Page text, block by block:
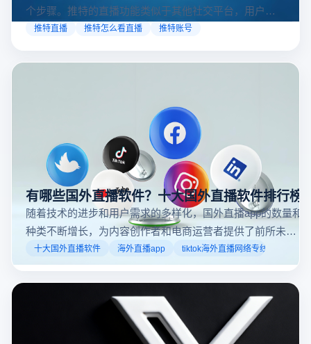
个步骤。推特的直播功能类似于其他社交平台，用户可
以通过关注自己喜欢的账号、浏览话题标签或查看实时
可以随时随地参与实时互动，无论是关注新闻事件、休
推特直播 推特怎么看直播 推特账号
有哪些国外直播软件？十大国外直播软件排行榜
随着技术的进步和用户需求的多样化，国外直播app的数量和
种类不断增长，为内容创作者和电商运营者提供了前所未有
的机遇。如果你是一个跨境电商从业者，想要了解2025年十
大国外直播软件排行榜，那么你来对地方了！接下来跟着云
登多开浏览器一起来了解海外直播平台哪些最受欢迎。
十大国外直播软件 海外直播app tiktok海外直播网络专线